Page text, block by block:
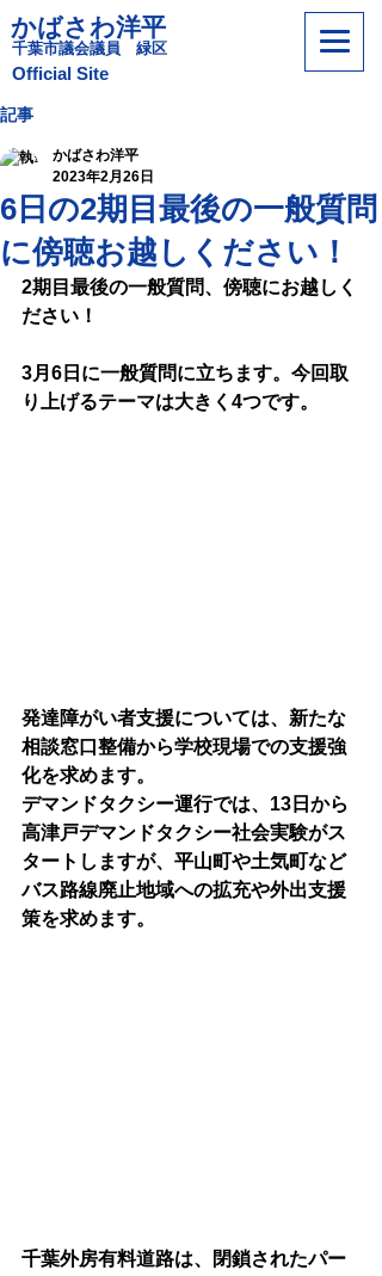
かばさわ洋平
​千葉市議会議員 緑区
​Official Site
記事
6日の2期目最後の一般質問
に傍聴お越しください！
かばさわ洋平
2023年2月26日
2期目最後の一般質問、傍聴にお越しく
ださい！
3月6日に一般質問に立ちます。今回取
り上げるテーマは大きく4つです。
発達障がい者支援については、新たな
相談窓口整備から学校現場での支援強
化を求めます。
デマンドタクシー運行では、13日から
高津戸デマンドタクシー社会実験がス
タートしますが、平山町や土気町など
バス路線廃止地域への拡充や外出支援
策を求めます。
千葉外房有料道路は、閉鎖されたパー